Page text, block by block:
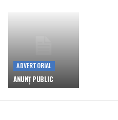
ADVERTORIAL
ANUNȚ PUBLIC